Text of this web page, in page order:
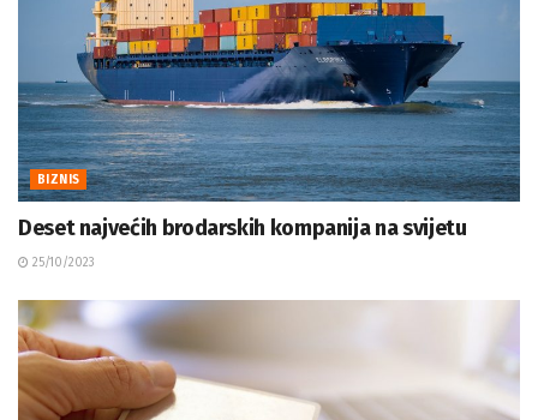
BIZNIS
Deset najvećih brodarskih kompanija na svijetu
25/10/2023